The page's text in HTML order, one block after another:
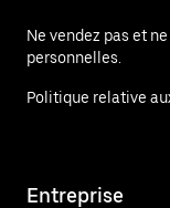
Ne vendez pas et
personnelles.
Politique relative
Entreprise